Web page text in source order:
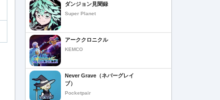
ダンジョン見聞録
Super Planet
アーククロニクル
KEMCO
Never Grave（ネバーグレイ
ブ）
Pocketpair